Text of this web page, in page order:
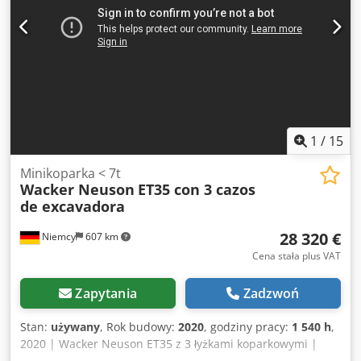
1 / 15
Niemcy 607 km
Minikoparka < 7t
Wacker Neuson ET35 con 3 cazos
de excavadora
28 320 €
Cena stała plus VAT
Zapytania Zadzwoń
Stan: używany, Rok budowy: 2020, godziny pracy: 1 540 h,
2020 | Wacker Neuson ET35 z 3 łyżkami koparkowymi |